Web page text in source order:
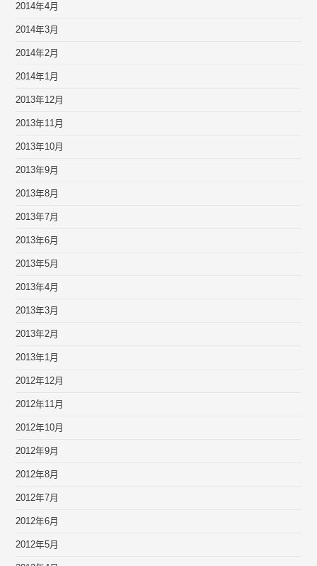
2014年4月
2014年3月
2014年2月
2014年1月
2013年12月
2013年11月
2013年10月
2013年9月
2013年8月
2013年7月
2013年6月
2013年5月
2013年4月
2013年3月
2013年2月
2013年1月
2012年12月
2012年11月
2012年10月
2012年9月
2012年8月
2012年7月
2012年6月
2012年5月